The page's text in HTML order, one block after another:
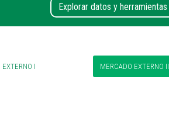
Explorar datos y herramientas
EXTERNO I MERCADO EXTERNO II